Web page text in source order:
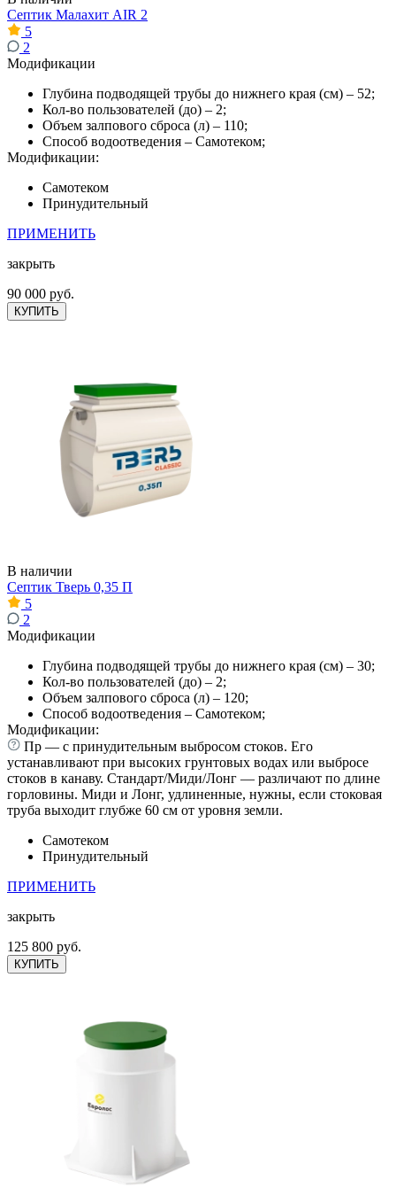
Септик Малахит AIR 2
5
2
Модификации
Глубина подводящей трубы до нижнего края (см) – 52;
Кол-во пользователей (до) – 2;
Объем залпового сброса (л) – 110;
Способ водоотведения – Самотеком;
Модификации:
Самотеком
Принудительный
ПРИМЕНИТЬ
закрыть
90 000 руб.
КУПИТЬ
В наличии
Септик Тверь 0,35 П
5
2
Модификации
Глубина подводящей трубы до нижнего края (см) – 30;
Кол-во пользователей (до) – 2;
Объем залпового сброса (л) – 120;
Способ водоотведения – Самотеком;
Модификации:
Пр — с принудительным выбросом стоков. Его
устанавливают при высоких грунтовых водах или выбросе
стоков в канаву. Стандарт/Миди/Лонг — различают по длине
горловины. Миди и Лонг, удлиненные, нужны, если стоковая
труба выходит глубже 60 см от уровня земли.
Самотеком
Принудительный
ПРИМЕНИТЬ
закрыть
125 800 руб.
КУПИТЬ